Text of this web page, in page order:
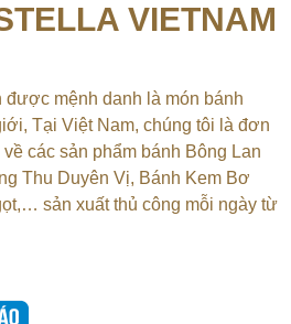
VIETNAM
mệnh danh là món bánh
Tại Việt Nam, chúng tôi là đơn
các sản phẩm bánh Bông Lan
Thu Duyên Vị, Bánh Kem Bơ
sản xuất thủ công mỗi ngày từ